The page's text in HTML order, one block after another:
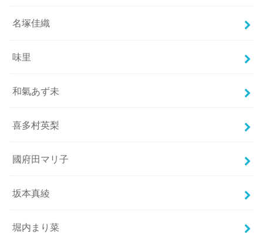
名塚佳織
味里
和氣あず未
喜多村英梨
國府田マリ子
坂本真綾
堀内まり菜